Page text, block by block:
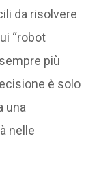
da risolvere
“robot
più
è solo
una
nelle